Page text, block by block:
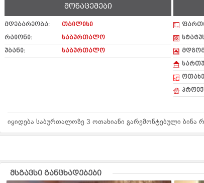
მონაცემები
მდებარეობა:
თბილისი
რაიონი:
საბურთალო
უბანი:
საბურთალო
იყიდება საბურთალოზე 3 ოთახიანი გარემონტებული
მსგავსი განცხადებები